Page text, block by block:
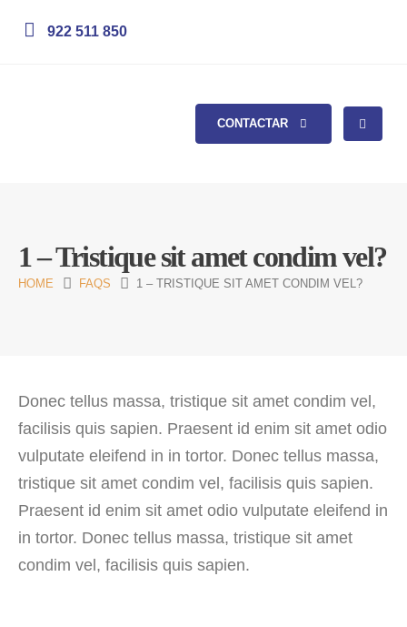
922 511 850
CONTACTAR
1 – Tristique sit amet condim vel?
HOME FAQS 1 – TRISTIQUE SIT AMET CONDIM VEL?
Donec tellus massa, tristique sit amet condim vel,
facilisis quis sapien. Praesent id enim sit amet odio
vulputate eleifend in in tortor. Donec tellus massa,
tristique sit amet condim vel, facilisis quis sapien.
Praesent id enim sit amet odio vulputate eleifend in
in tortor. Donec tellus massa, tristique sit amet
condim vel, facilisis quis sapien.